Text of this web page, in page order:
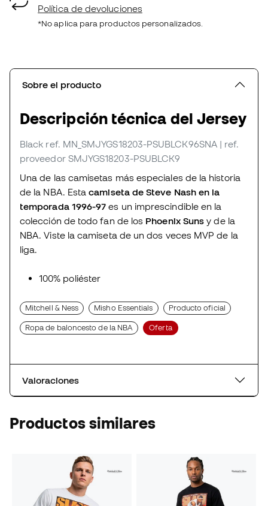
Política de devoluciones
*No aplica para productos personalizados.
Sobre el producto
Descripción técnica del Jersey
Black ref. MN_SMJYGS18203-PSUBLCK96SNA | ref.
proveedor SMJYGS18203-PSUBLCK9
Una de las camisetas más especiales de la historia
de la NBA. Estacamiseta de Steve Nash en la
temporada 1996-97 es un imprescindible en la
colección de todo fan de los Phoenix Suns y de la
NBA. Viste la camiseta de un dos veces MVP de la
liga.
100% poliéster
Mitchell & Ness Misho Essentials Producto oficial
Ropa de baloncesto de la NBA Oferta
Valoraciones
Productos similares